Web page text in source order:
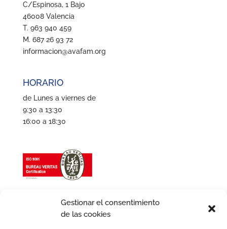
Gestionar el consentimiento
de las cookies
C/Espinosa, 1 Bajo
46008 Valencia
T. 963 940 459
M. 687 26 93 72
informacion@avafam.org
HORARIO
de Lunes a viernes de
9:30 a 13:30
16:00 a 18:30